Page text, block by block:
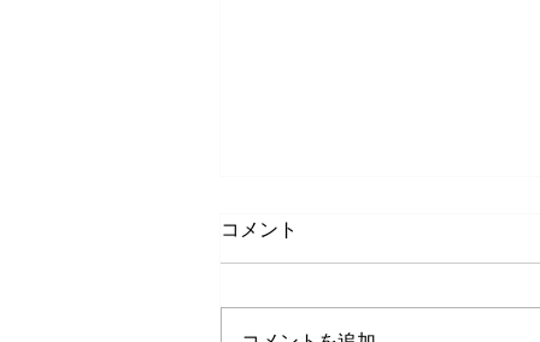
コメント